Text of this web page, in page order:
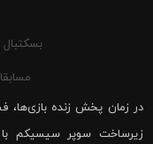
بسکتبال NBA و رقابت‌های بین‌المللی
در زمان پخش زنده بازی‌ها،
زیرساخت سوپر سیسیکم با